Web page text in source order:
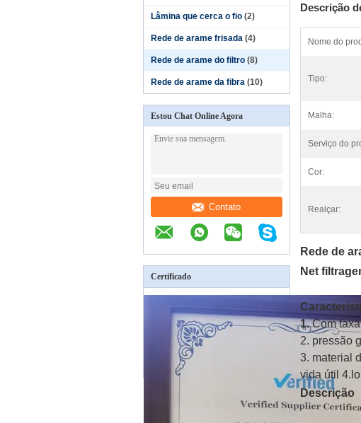
Lâmina que cerca o fio (2)
Rede de arame frisada (4)
Rede de arame do filtro (8)
Rede de arame da fibra (10)
Estou Chat Online Agora
Contato
Certificado
Descrição
Nome do
Tipo:
Malha:
Serviço do
Cor:
Realçar:
Rede de
Net
1.Com
2. pressão
3. material
vida útil
Descrição